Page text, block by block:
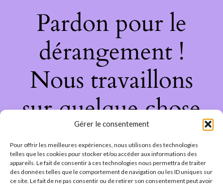
Gérer le consentement
Pour offrir les meilleures expériences, nous utilisons des technologies
telles que les cookies pour stocker et/ou accéder aux informations des
appareils. Le fait de consentir à ces technologies nous permettra de traiter
des données telles que le comportement de navigation ou les ID uniques sur
ce site. Le fait de ne pas consentir ou de retirer son consentement peut avoir
Pardon pour le
dérangement !
Nous travaillons
sur quelque chose
de fantastique –
revenez bientôt !